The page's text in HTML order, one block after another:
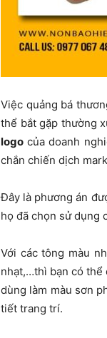
Việc quảng bá
thể bắt gặp thường
logo của doanh
chắn chiến dịch
Đây là phương án
họ đã chọn sử dụng
Với các tông màu
nhạt,…thì bạn có thể
dùng làm màu sơn
tiết trang trí.